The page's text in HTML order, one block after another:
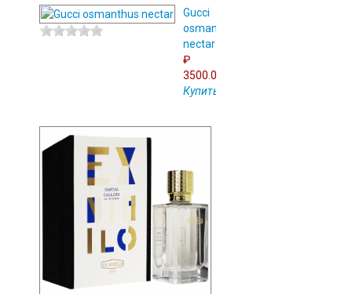
Gucci
osmanthus
nectar
₽
3500.00
Купить